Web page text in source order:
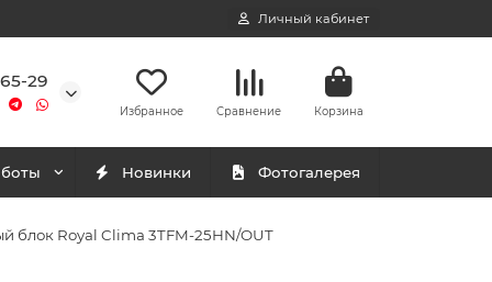
Личный кабинет
29
Избранное Сравнение Корзина
Новинки Фотогалерея
блок Royal Clima 3TFM-25HN/OUT